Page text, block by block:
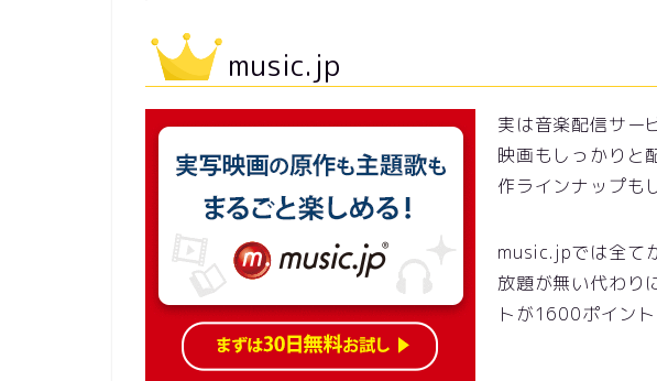
music.jp
実は音楽配信サー
映画もしっかりと
作ラインナップも
music.jpでは全て
放題が無い代わり
トが1600ポイン